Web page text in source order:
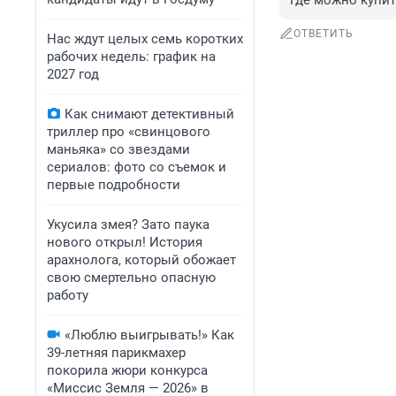
Нас ждут целых семь коротких
рабочих недель: график на
2027 год
Как снимают детективный
триллер про «свинцового
маньяка» со звездами
сериалов: фото со съемок и
первые подробности
Укусила змея? Зато паука
нового открыл! История
арахнолога, который обожает
свою смертельно опасную
работу
«Люблю выигрывать!» Как
39-летняя парикмахер
покорила жюри конкурса
«Миссис Земля — 2026» в
ОТВЕТИТЬ